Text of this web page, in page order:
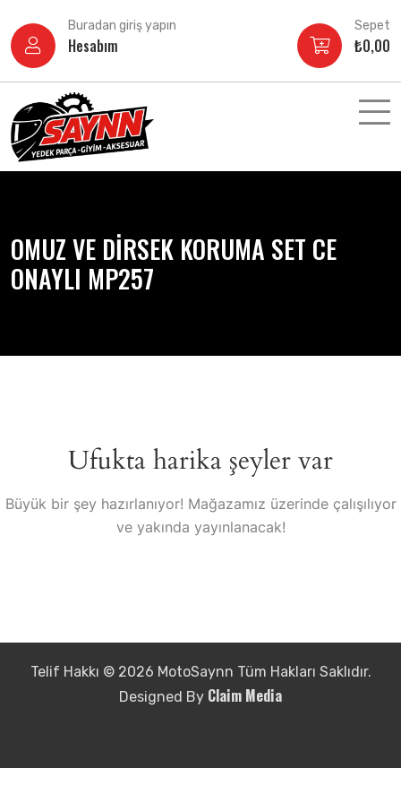
atla
Buradan giriş yapın
Hesabım
Sepet
₺0,00
OMUZ VE DİRSEK KORUMA SET CE
ONAYLI MP257
Ufukta harika şeyler var
Büyük bir şey hazırlanıyor! Mağazamız üzerinde çalışılıyor
ve yakında yayınlanacak!
Telif Hakkı © 2026 MotoSaynn Tüm Hakları Saklıdır.
Designed By Claim Media